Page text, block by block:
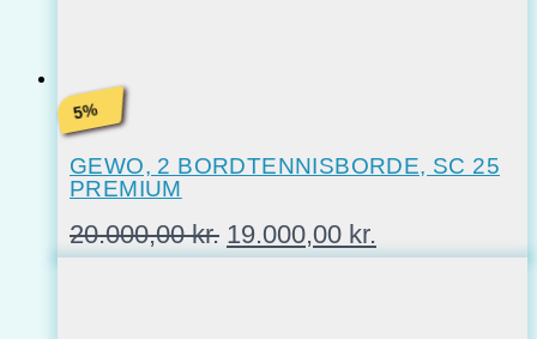
5%
GEWO, 2 BORDTENNISBORDE, SC 25
PREMIUM
20.000,00kr. Den
oprindelige
19.000,00 kr.
aktuelle